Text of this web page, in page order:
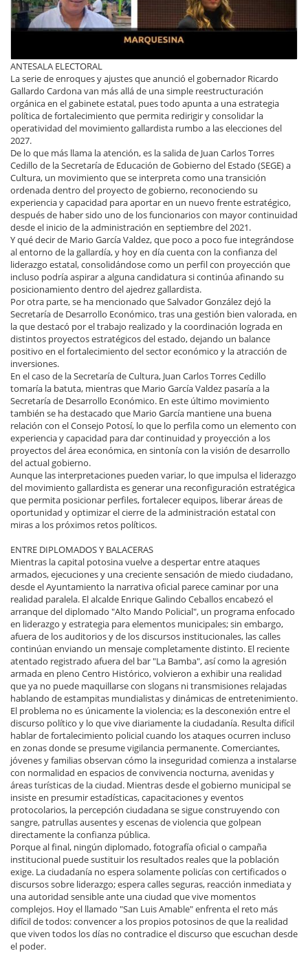
ANTESALA ELECTORAL
La serie de enroques y ajustes que anunció el gobernador Ricardo
Gallardo Cardona van más allá de una simple reestructuración
orgánica en el gabinete estatal, pues todo apunta a una estrategia
política de fortalecimiento que permita redirigir y consolidar la
operatividad del movimiento gallardista rumbo a las elecciones del
2027.
De lo que más llama la atención, es la salida de Juan Carlos Torres
Cedillo de la Secretaría de Educación de Gobierno del Estado (SEGE) a
Cultura, un movimiento que se interpreta como una transición
ordenada dentro del proyecto de gobierno, reconociendo su
experiencia y capacidad para aportar en un nuevo frente estratégico,
después de haber sido uno de los funcionarios con mayor continuidad
desde el inicio de la administración en septiembre del 2021.
Y qué decir de Mario García Valdez, que poco a poco fue integrándose
al entorno de la gallardía, y hoy en día cuenta con la confianza del
liderazgo estatal, consolidándose como un perfil con proyección que
incluso podría aspirar a alguna candidatura si continúa afinando su
posicionamiento dentro del ajedrez gallardista.
Por otra parte, se ha mencionado que Salvador González dejó la
Secretaría de Desarrollo Económico, tras una gestión bien valorada, en
la que destacó por el trabajo realizado y la coordinación lograda en
distintos proyectos estratégicos del estado, dejando un balance
positivo en el fortalecimiento del sector económico y la atracción de
inversiones.
En el caso de la Secretaría de Cultura, Juan Carlos Torres Cedillo
tomaría la batuta, mientras que Mario García Valdez pasaría a la
Secretaría de Desarrollo Económico. En este último movimiento
también se ha destacado que Mario García mantiene una buena
relación con el Consejo Potosí, lo que lo perfila como un elemento con
experiencia y capacidad para dar continuidad y proyección a los
proyectos del área económica, en sintonía con la visión de desarrollo
del actual gobierno.
Aunque las interpretaciones pueden variar, lo que impulsa el liderazgo
del movimiento gallardista es generar una reconfiguración estratégica
que permita posicionar perfiles, fortalecer equipos, liberar áreas de
oportunidad y optimizar el cierre de la administración estatal con
miras a los próximos retos políticos.
ENTRE DIPLOMADOS Y BALACERAS
Mientras la capital potosina vuelve a despertar entre ataques
armados, ejecuciones y una creciente sensación de miedo ciudadano,
desde el Ayuntamiento la narrativa oficial parece caminar por una
realidad paralela. El alcalde Enrique Galindo Ceballos encabezó el
arranque del diplomado "Alto Mando Policial", un programa enfocado
en liderazgo y estrategia para elementos municipales; sin embargo,
afuera de los auditorios y de los discursos institucionales, las calles
continúan enviando un mensaje completamente distinto. El reciente
atentado registrado afuera del bar "La Bamba", así como la agresión
armada en pleno Centro Histórico, volvieron a exhibir una realidad
que ya no puede maquillarse con slogans ni transmisiones relajadas
hablando de estampitas mundialistas y dinámicas de entretenimiento.
El problema no es únicamente la violencia; es la desconexión entre el
discurso político y lo que vive diariamente la ciudadanía. Resulta difícil
hablar de fortalecimiento policial cuando los ataques ocurren incluso
en zonas donde se presume vigilancia permanente. Comerciantes,
jóvenes y familias observan cómo la inseguridad comienza a instalarse
con normalidad en espacios de convivencia nocturna, avenidas y
áreas turísticas de la ciudad. Mientras desde el gobierno municipal se
insiste en presumir estadísticas, capacitaciones y eventos
protocolarios, la percepción ciudadana se sigue construyendo con
sangre, patrullas ausentes y escenas de violencia que golpean
directamente la confianza pública.
Porque al final, ningún diplomado, fotografía oficial o campaña
institucional puede sustituir los resultados reales que la población
exige. La ciudadanía no espera solamente policías con certificados o
discursos sobre liderazgo; espera calles seguras, reacción inmediata y
una autoridad sensible ante una ciudad que vive momentos
complejos. Hoy el llamado "San Luis Amable" enfrenta el reto más
difícil de todos: convencer a los propios potosinos de que la realidad
que viven todos los días no contradice el discurso que escuchan desde
el poder.